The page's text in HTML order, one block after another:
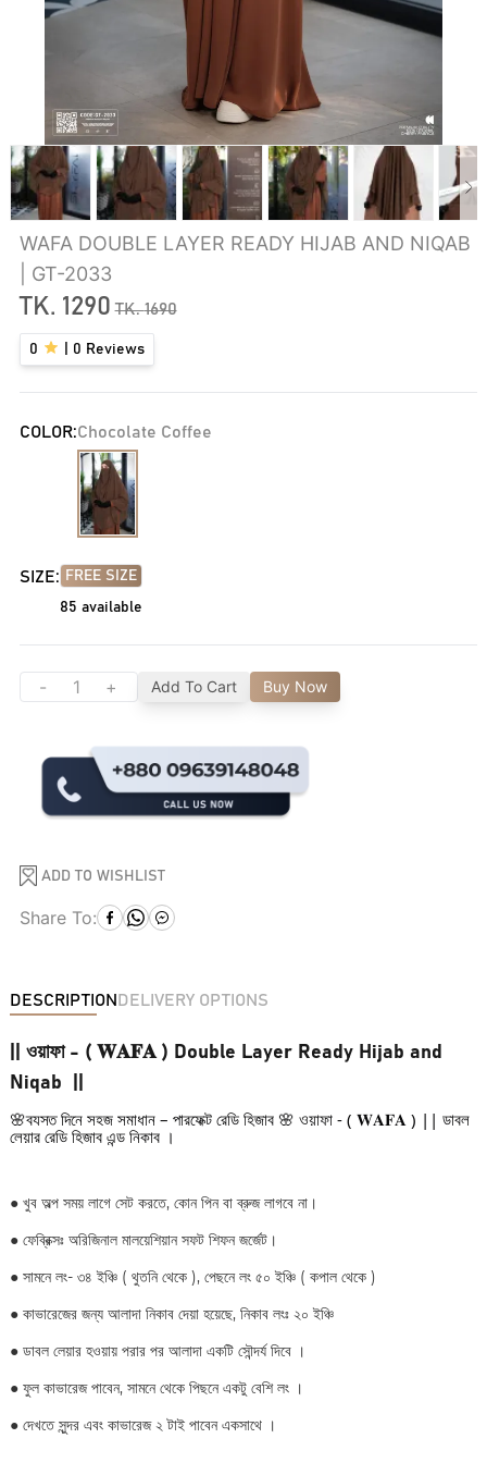
WAFA DOUBLE LAYER READY HIJAB AND NIQAB
| GT-2033
TK. 1290 TK.1690
0 0 Reviews
COLOR:Chocolate Coffee
SIZE: FREE SIZE
85 available
- + Add To Cart Buy Now
ADD TO WISHLIST
Share To:
DESCRIPTION DELIVERY OPTIONS
|| ওয়াফা - ( 𝐖𝐀𝐅𝐀 ) Double Layer Ready Hijab and
Niqab ||
🌸ব্যস্ত দিনে সহজ সমাধান – পারফেক্ট রেডি হিজাব 🌸 ওয়াফা - ( 𝐖𝐀𝐅𝐀 ) || ডাবল
লেয়ার রেডি হিজাব এন্ড নিকাব ।
●খুব অল্প সময় লাগে সেট করতে, কোন পিন বা ব্রুজ লাগবে না।
●ফেব্রিক্সঃ অরিজিনাল মালয়েশিয়ান সফট শিফন জর্জেট।
●সামনে লং- ৩৪ ইঞ্চি ( থুতনি থেকে ), পেছনে লং ৫০ ইঞ্চি ( কপাল থেকে )
● কাভারেজের জন্য আলাদা নিকাব দেয়া হয়েছে, নিকাব লংঃ ২০ ইঞ্চি
●ডাবল লেয়ার হওয়ায় পরার পর আলাদা একটি সৌন্দর্য দিবে ।
●ফুল কাভারেজ পাবেন, সামনে থেকে পিছনে একটু বেশি লং ।
●দেখতে সুন্দর এবং কাভারেজ ২ টাই পাবেন একসাথে ।